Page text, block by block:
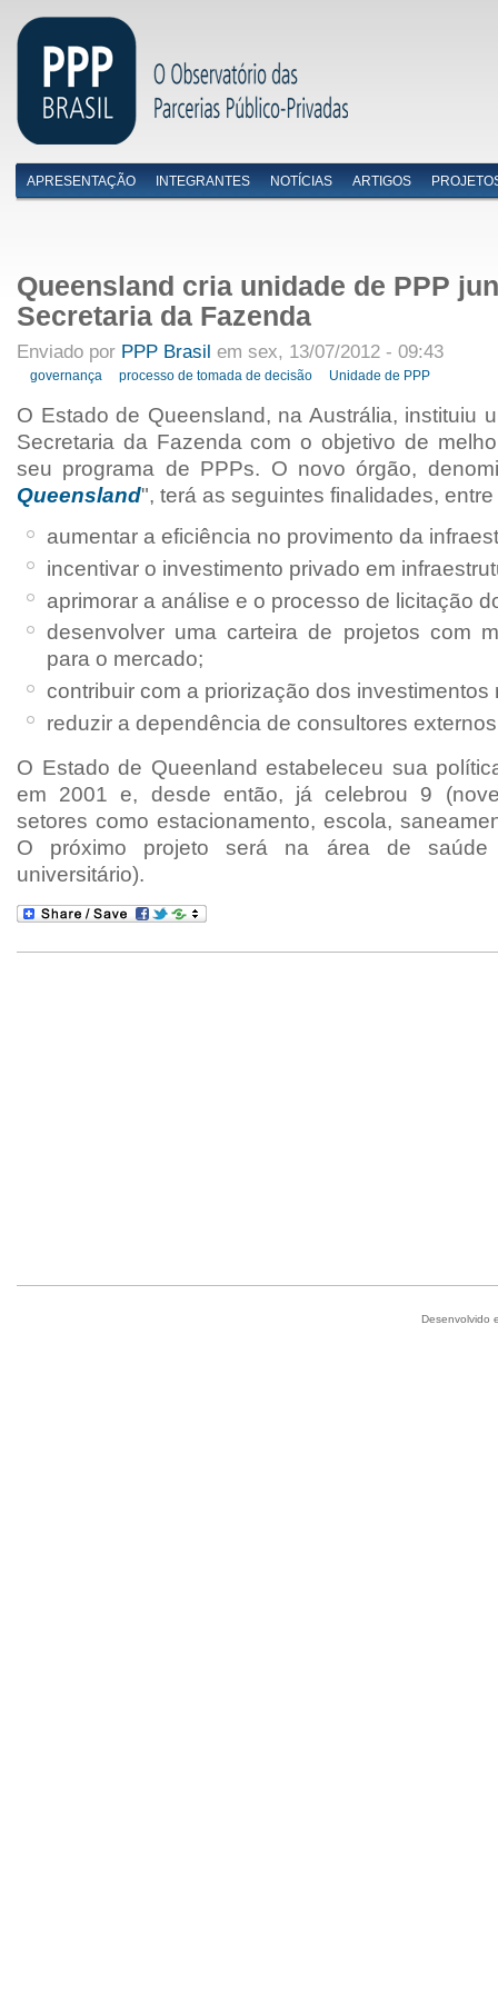
Menu primário
APRESENTAÇÃO INTEGRANTES NOTÍCIAS ARTIGOS
Queensland cria unidade de PPP
Secretaria da Fazenda
Enviado por PPP Brasil em sex, 13/07/2012 - 09:43
governança processo de tomada de decisão Unidade de PPP
O Estado de Queensland, na Austrália, instituiu
Secretaria da Fazenda com o objetivo de
seu programa de PPPs. O novo órgão,
Queensland", terá as seguintes finalidades,
aumentar a eficiência no provimento da
incentivar o investimento privado em
aprimorar a análise e o processo de licitação
desenvolver uma carteira de projetos com
para o mercado;
contribuir com a priorização dos
reduzir a dependência de consultores
O Estado de Queenland estabeleceu sua
em 2001 e, desde então, já celebrou 9
setores como estacionamento, escola,
O próximo projeto será na área de saúde
universitário).
Desenvolvido